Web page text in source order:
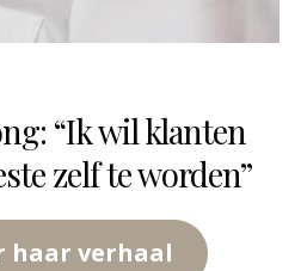
“Ik wil klanten
zelf te worden”
haar verhaal